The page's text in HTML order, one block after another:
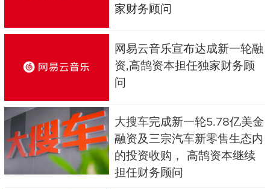
家财务顾问
网易云音乐宣布达成新一轮融
资,高鹄资本担任独家财务顾
问
大搜车完成新一轮5.78亿美金
融资及三宗汽车新零售生态内
的投资收购， 高鹄资本继续
担任财务顾问